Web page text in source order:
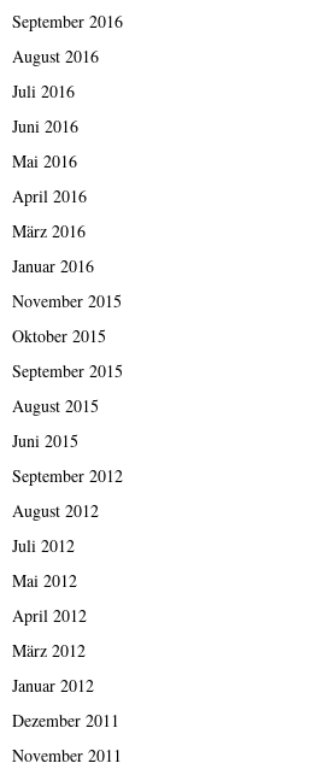
September 2016
August 2016
Juli 2016
Juni 2016
Mai 2016
April 2016
März 2016
Januar 2016
November 2015
Oktober 2015
September 2015
August 2015
Juni 2015
September 2012
August 2012
Juli 2012
Mai 2012
April 2012
März 2012
Januar 2012
Dezember 2011
November 2011